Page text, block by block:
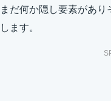
まだ何か隠し要素があ
します。